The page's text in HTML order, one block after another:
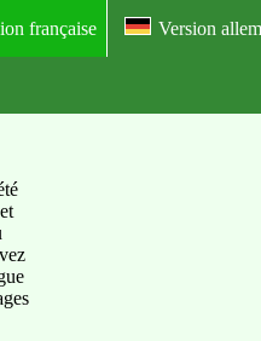
française Version
japonais
et